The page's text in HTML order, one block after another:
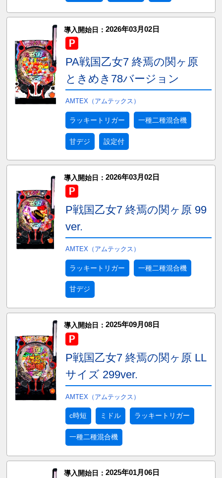
導入開始日： 2026年03月02日
PA戦国乙女7 終焉の関ヶ原
ときめき78バージョン
AMTEX（アムテックス）
ラッキートリガー 一種二種混合機
甘デジ 設定付
導入開始日： 2026年03月02日
P戦国乙女7 終焉の関ヶ原 99
ver.
AMTEX（アムテックス）
ラッキートリガー 一種二種混合機
甘デジ
導入開始日： 2025年09月08日
P戦国乙女7 終焉の関ヶ原 LL
サイズ 299ver.
AMTEX（アムテックス）
c時短 ミドル ラッキートリガー
一種二種混合機
導入開始日： 2025年01月06日